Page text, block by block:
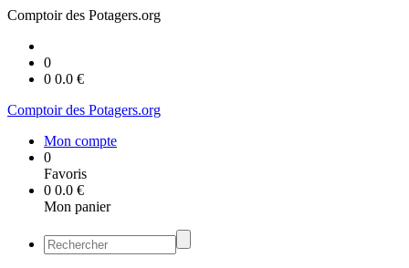
Comptoir des Potagers.org
0
0 0.0 €
Comptoir des Potagers.org
Mon compte
0
Favoris
0 0.0 €
Mon panier